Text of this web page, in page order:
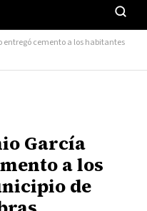
entregó cemento a los habitantes
García
a los
de